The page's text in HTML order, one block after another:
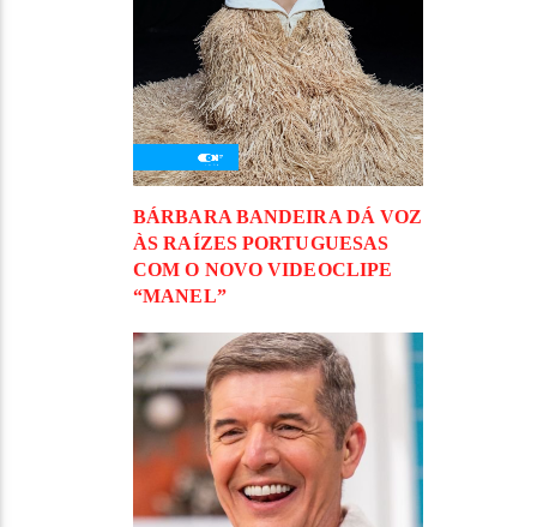
BÁRBARA BANDEIRA DÁ VOZ
ÀS RAÍZES PORTUGUESAS
COM O NOVO VIDEOCLIPE
“MANEL”